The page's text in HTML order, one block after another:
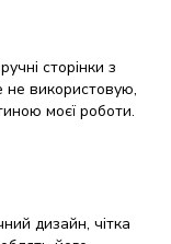
сторінки з
не використовую,
моєї роботи.
дизайн, чітка